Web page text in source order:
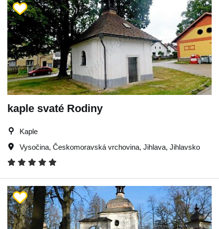
kaple svaté Rodiny
Kaple
Vysočina, Českomoravská vrchovina, Jihlava, Jihlavsko